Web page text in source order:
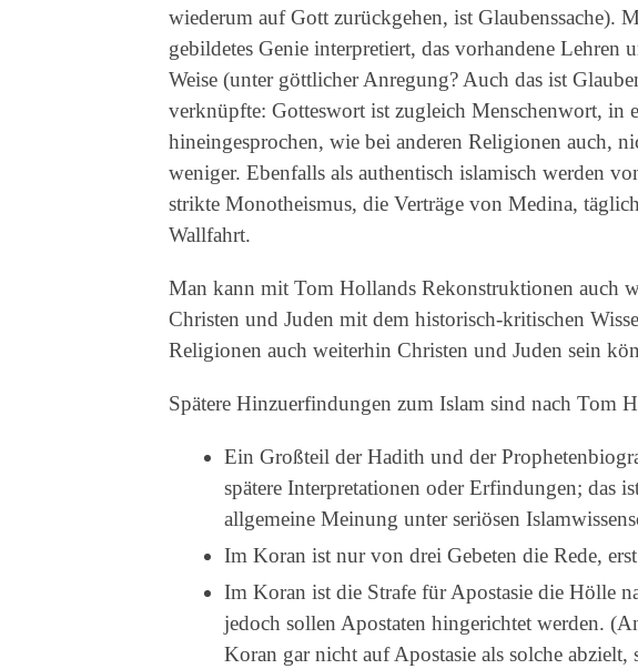
wiederum auf Gott zurückgehen, ist Glaubenssache).
gebildetes Genie interpretiert, das vorhandene Lehren
Weise (unter göttlicher Anregung? Auch das ist
verknüpfte: Gotteswort ist zugleich Menschenwort, in
hineingesprochen, wie bei anderen Religionen auch,
weniger. Ebenfalls als authentisch islamisch werden
strikte Monotheismus, die Verträge von Medina,
Wallfahrt.
Man kann mit Tom Hollands Rekonstruktionen auch
Christen und Juden mit dem historisch-kritischen
Religionen auch weiterhin Christen und Juden sein
Spätere Hinzuerfindungen zum Islam sind nach Tom
Ein Großteil der Hadith und der
spätere Interpretationen oder Erfindungen; das
allgemeine Meinung unter seriösen
Im Koran ist nur von drei Gebeten die Rede,
Im Koran ist die Strafe für Apostasie die Hölle
jedoch sollen Apostaten hingerichtet werden.
Koran gar nicht auf Apostasie als solche